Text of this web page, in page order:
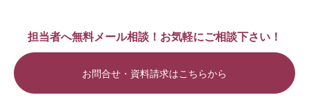
担当者へ無料メール相談！お気軽にご相談下さい！
お問合せ・資料請求はこちらから